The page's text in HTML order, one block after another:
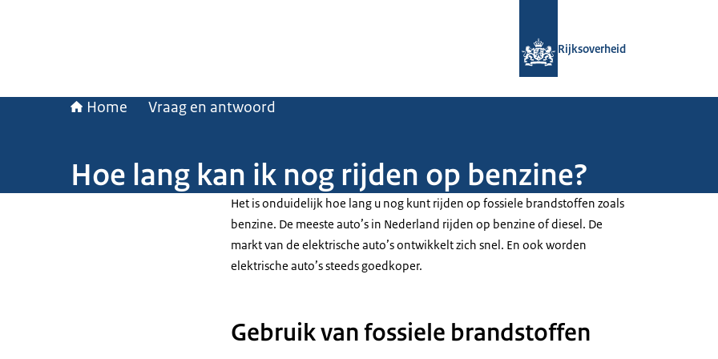
Rijksoverheid
Home Vraag en antwoord
Hoe lang kan ik nog rijden op benzine?
Het is onduidelijk hoe lang u nog kunt rijden op fossiele brandstoffen zoals
benzine. De meeste auto’s in Nederland rijden op benzine of diesel. De
markt van de elektrische auto’s ontwikkelt zich snel. En ook worden
elektrische auto’s steeds goedkoper.
Gebruik van fossiele brandstoffen